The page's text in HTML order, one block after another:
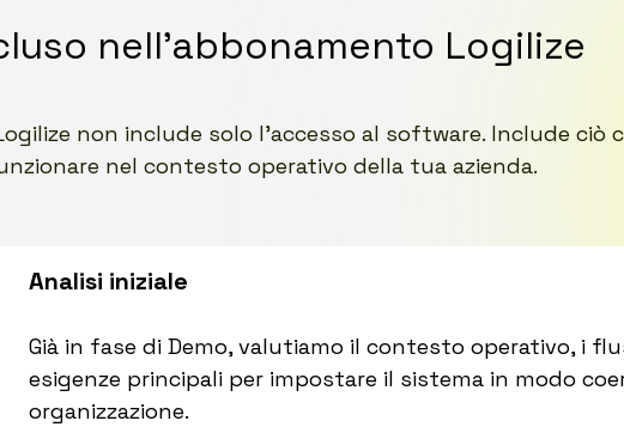
nell’abbonamento Logilize
non include solo l’accesso al software. Include ciò
nel contesto operativo della tua azienda.
Analisi iniziale
Già in fase di Demo, valutiamo il contesto operativo, i
esigenze principali per impostare il sistema in modo
organizzazione.